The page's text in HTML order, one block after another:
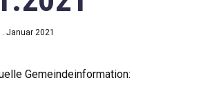
Januar 2021
Gemeindeinformation: